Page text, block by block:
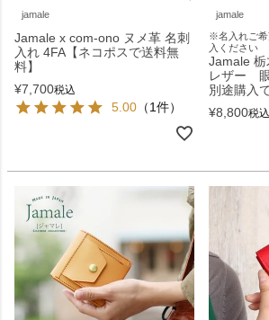
jamale
Jamale x com-ono ヌメ革 名刺
入れ 4FA【ネコポスで送料無
料】
¥7,700税込
5.00 （1件）
jamale
※名入れご希
入ください
Jamale 栃
レザー
別途購入
¥8,800税込